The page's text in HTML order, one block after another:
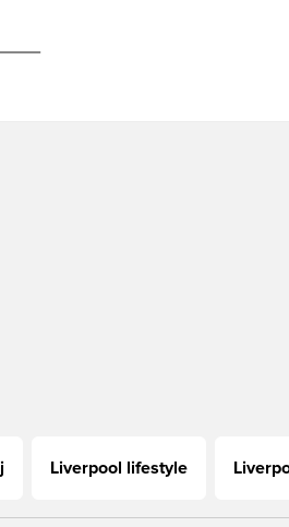
Liverpool lifestyle